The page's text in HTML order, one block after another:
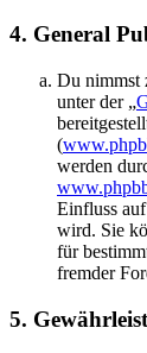
4. General
Du nimmst
unter der „
(
werden
Einfluss
wird. Sie
für
fremder
5.